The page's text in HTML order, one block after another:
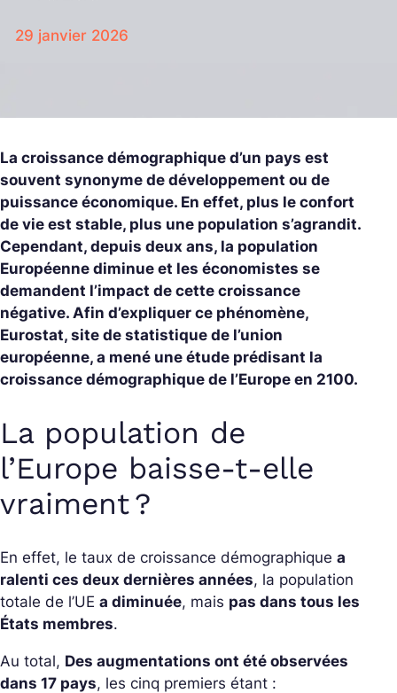
29 janvier 2026
La croissance démographique d’un pays est
souvent synonyme de développement ou de
puissance économique. En effet, plus le confort
de vie est stable, plus une population s’agrandit.
Cependant, depuis deux ans, la population
Européenne diminue et les économistes se
demandent l’impact de cette croissance
négative. Afin d’expliquer ce phénomène,
Eurostat, site de statistique de l’union
européenne, a mené une étude prédisant la
croissance démographique de l’Europe en 2100.
La population de
l’Europe baisse-t-elle
vraiment ?
En effet, le taux de croissance démographique a
ralenti ces deux dernières années, la population
totale de l’UE a diminuée, mais pas dans tous les
États membres.
Au total, Des augmentations ont été observées
dans 17 pays, les cinq premiers étant :